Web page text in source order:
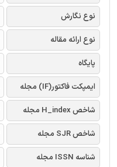
نوع نگارش
نوع ارائه مقاله
پایگاه
ایمپکت فاکتور(IF) مجله
شاخص H_index مجله
شاخص SJR مجله
شناسه ISSN مجله